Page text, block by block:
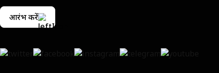
आरंभ करें